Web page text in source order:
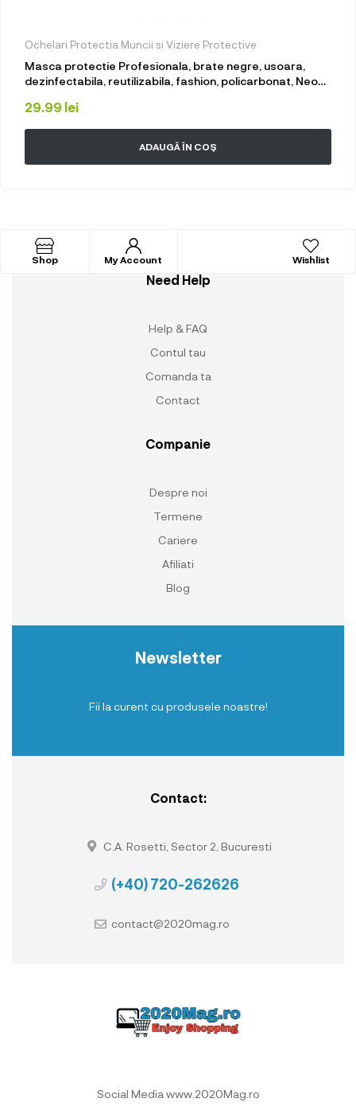
Ochelari Protectia Muncii si Viziere Protective
Masca protectie Profesionala, brate negre, usoara,
dezinfectabila, reutilizabila, fashion, policarbonat, Neo
29.99 lei
ADAUGĂ ÎN COȘ
Shop My Account Wishlist
Need Help
Help & FAQ
Contul tau
Comanda ta
Contact
Companie
Despre noi
Termene
Cariere
Afiliati
Blog
Newsletter
Fii la curent cu produsele noastre!
Contact:
C.A. Rosetti, Sector 2, Bucuresti
(+40) 720-262626
contact@2020mag.ro
Social Media www.2020Mag.ro